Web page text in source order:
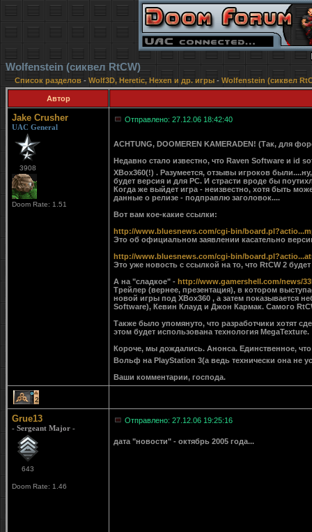
Wolfenstein (сиквел RtCW)
Список разделов- Wolf3D, Heretic, Hexen и др. игры- Wolfenstein (сиквел
Автор
Jake Crusher
UAC General
3908
Doom Rate: 1.51
Отправлено: 27.12.06 18:42:40
ACHTUNG, DOOMEREN KAMERADEN! (Так, для
Недавно стало известно, что Raven Software и id
XBox360(!) . Разумеется, отзывы игроков
будет версия и для PC. И страсти вроде бы
Когда же выйдет игра - неизвестно, хотя быть
данные о релизе - подправлю заголовок....
Вот вам кое-какие ссылки:
http://www.bluesnews.com/cgi-bin/
Это об официальном заявлении касательно
http://www.bluesnews.com/cgi-bin/
Это уже новость с ссылкой на то, что RtCW 2 будет
А на "сладкое" - http://www.gamershell.com/news/
Трейлер (вернее, презентация), в котором
новой игры под XBox360 , а затем показывается
Software), Кевин Клауд и Джон Кармак. Самого
Также было упомянуто, что разработчики хотят
этом будет использована технология MegaTexture.
Короче, мы дождались. Анонса. Единственное,
Вольф на PlayStation 3(а ведь технически она не
Ваши комментарии, господа.
2
Grue13
- Sergeant Major -
643
Doom Rate: 1.46
Отправлено: 27.12.06 19:25:16
дата "новости" - октябрь 2005 года...